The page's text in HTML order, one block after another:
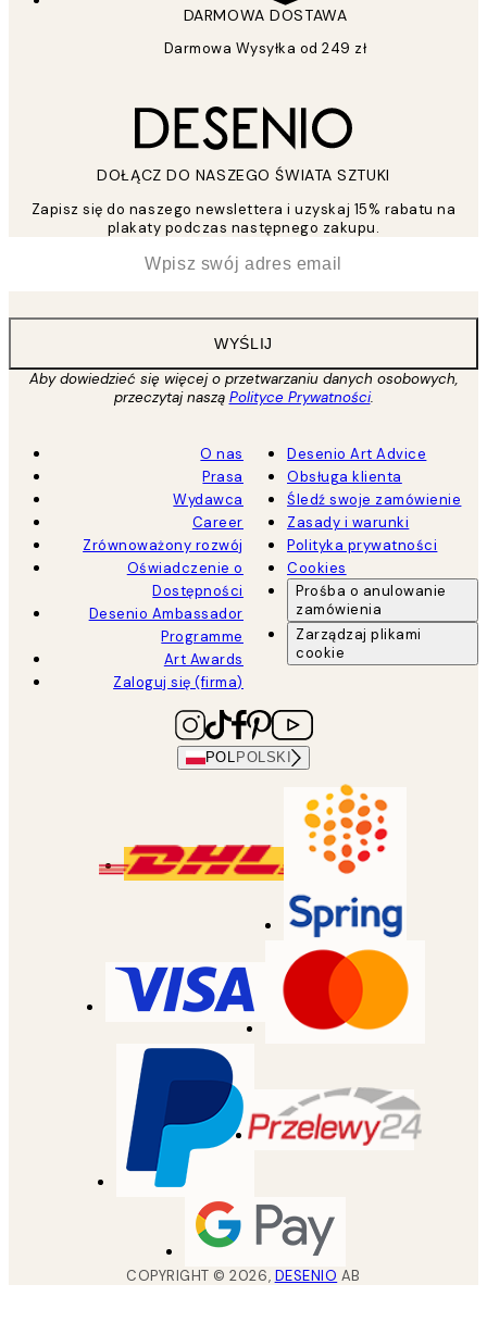
DARMOWA DOSTAWA
Darmowa Wysyłka od 249 zł
DOŁĄCZ DO NASZEGO ŚWIATA SZTUKI
Zapisz się do naszego newslettera i uzyskaj 15% rabatu na
plakaty podczas następnego zakupu.
WYŚLIJ
Aby dowiedzieć się więcej o przetwarzaniu danych osobowych,
przeczytaj naszą Polityce Prywatności.
O nas
Prasa
Wydawca
Career
Zrównoważony rozwój
Oświadczenie o
Dostępności
Desenio Ambassador
Programme
Art Awards
Zaloguj się (firma)
Desenio Art Advice
Obsługa klienta
Śledź swoje zamówienie
Zasady i warunki
Polityka prywatności
Cookies
Prośba o anulowanie
zamówienia
Zarządzaj plikami
cookie
POL POLSKI
COPYRIGHT ©2026, DESENIO AB